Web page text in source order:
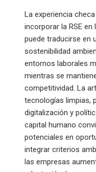
La experiencia
incorporar la RSE en
puede traducirse en
sostenibilidad
entornos laborales
mientras se
competitividad. La
tecnologías limpias,
digitalización y
capital humano
potenciales en
integrar criterios
las empresas